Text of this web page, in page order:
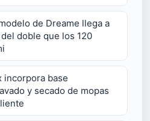
de Dreame llega a
doble que los 120
incorpora base
y secado de mopas